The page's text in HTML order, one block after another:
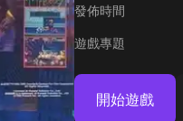
發佈時間
遊戲專題
開始遊戲